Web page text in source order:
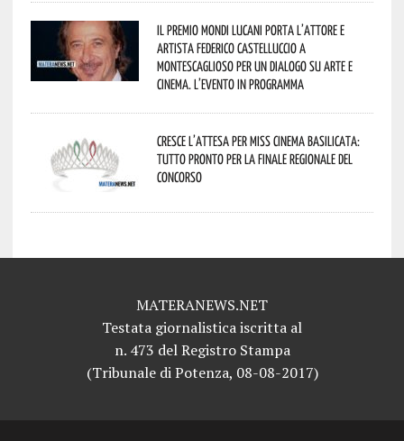
Il Premio Mondi Lucani porta l’attore e
artista Federico Castelluccio a
Montescaglioso per un dialogo su arte e
cinema. L’evento in programma
Cresce l’attesa per Miss Cinema Basilicata:
tutto pronto per la finale regionale del
concorso
MATERANEWS.NET
Testata giornalistica iscritta al
n. 473 del Registro Stampa
(Tribunale di Potenza, 08-08-2017)